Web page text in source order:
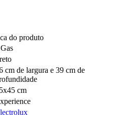
do produto
cm de largura e 39 cm de
cm